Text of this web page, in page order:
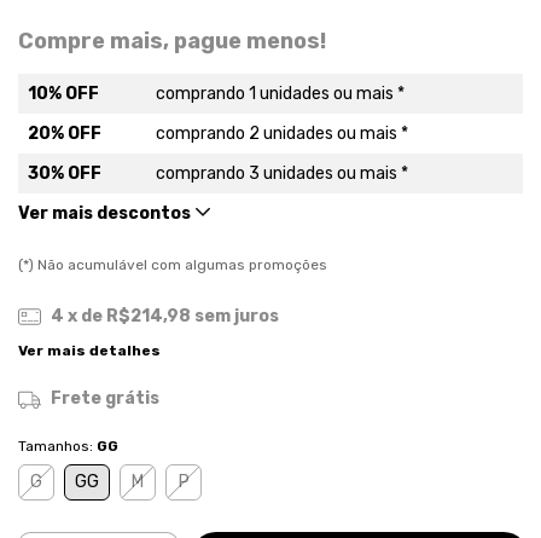
Compre mais, pague menos!
10% OFF
comprando 1 unidades ou mais *
20% OFF
comprando 2 unidades ou mais *
30% OFF
comprando 3 unidades ou mais *
Ver mais descontos
(*) Não acumulável com algumas promoções
4 x de R$214,98 sem juros
Ver mais detalhes
Frete grátis
Tamanhos: GG
G GG M P